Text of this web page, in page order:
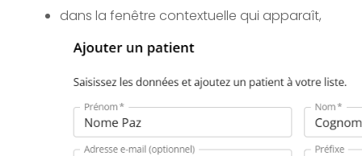
dans la fenêtre contextuelle qui apparaît,